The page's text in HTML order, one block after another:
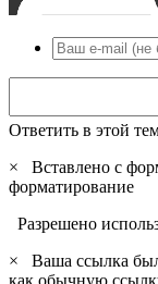
Ответить в этой
×
Вставлено с
форматирование
Разрешено
×
Ваша ссылка
как обычную